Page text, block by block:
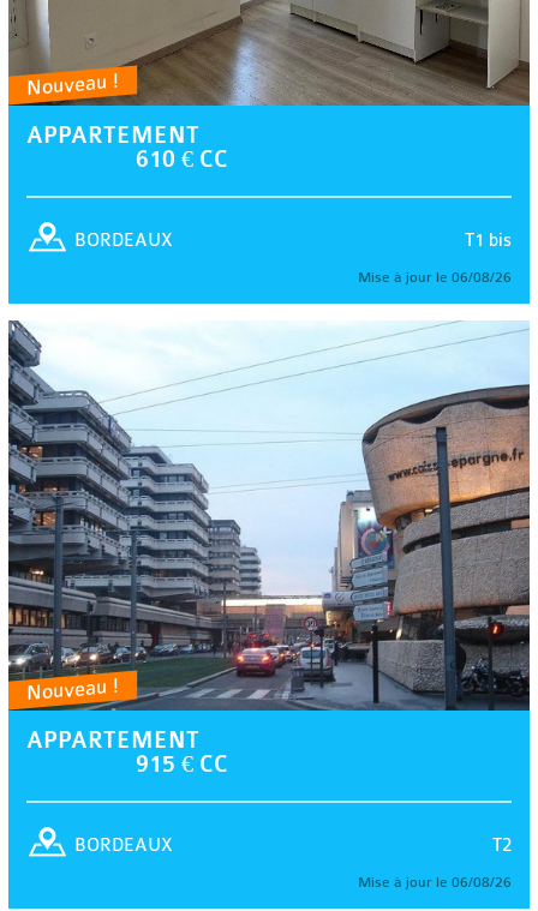
Nouveau !
APPARTEMENT
610 € CC
T1 bis
BORDEAUX
Mise à jour le 06/08/26
Nouveau !
APPARTEMENT
915 € CC
T2
BORDEAUX
Mise à jour le 06/08/26